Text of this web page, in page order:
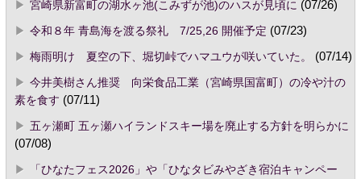
宮崎県新富町の湖水ヶ池(こみずが池)のハスが見頃に (07/26)
令和８年 青島海を渡る祭礼 7/25,26 開催予定 (07/23)
梅雨明け 夏空の下、堀切峠でハマユウが咲いていた。
(07/14)
今井美樹さん推奨 向栄食品工業（宮崎県国富町）の冷や汁の
素を食す (07/11)
五ヶ瀬町 五ヶ瀬ハイランドスキー場を廃止する方針を明らかに
(07/08)
「ひなたフェス2026」や「ひなタビみやざき宿泊キャンペー